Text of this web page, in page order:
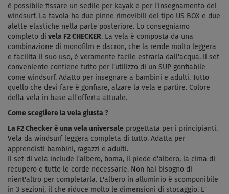
è possibile fissare un sedile per kayak e per l'insegnamento del
windsurf. La tavola ha due pinne rimovibili del tipo US BOX e due
alette elastiche nella parte posteriore. Lo consegniamo
completo di vela F2 CHECKER. La vela è composta da una
combinazione di monofilm e dacron, che la rende molto leggera
e facilita il suo uso, è veramente facile estrarla dall'acqua.
Il set
conveniente contiene tutto per l'utilizzo di un SUP gonfiabile
come windsurf. Adatto per insegnare a bambini e adulti. Tutto
quello che devi fare è gonfiare, alzare la vela e partire. Colore
della vela in base all'offerta attuale.
Come scegliere la vela giusta ?
La F2 Checker è una vela universale progettata per i principianti.
Vela da windsurf leggera completa di tutto. Adatta per
apprendisti bambini, ragazzi e adulti.
Il set di vela include l'albero, boma, il piede d'albero, la cima di
recupero e tutte le corde necessarie. Non hai bisogno di
nient'altro per completarla. L'albero in alluminio è scomponibile
in 3 sezioni, il che riduce molto le dimensioni di stocaggio. E'